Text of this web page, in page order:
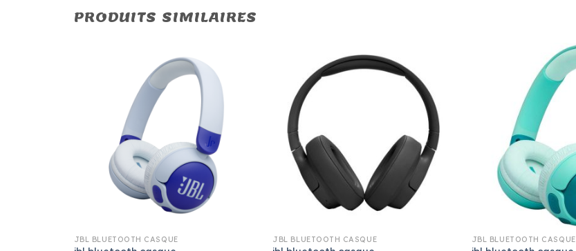
PRODUITS SIMILAIRES
JBL BLUETOOTH CASQUE JBL BLUETOOTH CASQUE JBL BLUETOOTH CASQUE